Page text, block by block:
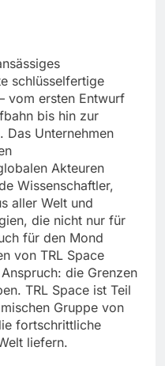
schlüsselfertige
vom ersten Entwurf
bis hin zur
Das Unternehmen
Akteuren
Wissenschaftler,
aller Welt und
die nicht nur für
für den Mond
von TRL Space
die Grenzen
TRL Space ist Teil
Gruppe von
fortschrittliche
liefern.